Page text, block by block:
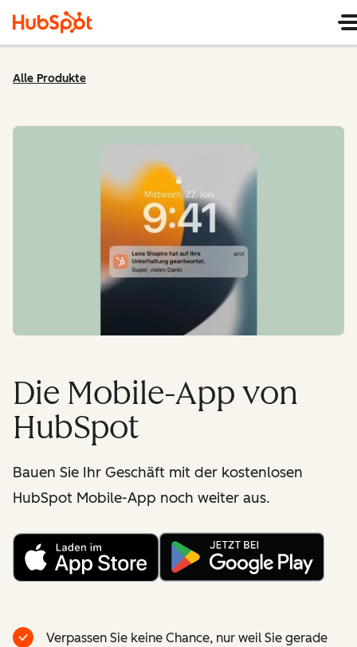
Alle Produkte
Die Mobile-App von
HubSpot
Bauen Sie Ihr Geschäft mit der kostenlosen
HubSpot Mobile-App noch weiter aus.
Verpassen Sie keine Chance, nur weil Sie gerade